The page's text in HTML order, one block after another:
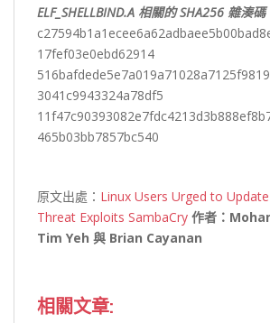
ELF_SHELLBIND.A 相關的 SHA256 雜湊碼
17fef03e0ebd62914
3041c9943324a78df5
465b03bb7857bc540
原文出處： Linux Users Urged to
Threat Exploits SambaCry 作者：
Tim Yeh 與 Brian Cayanan
相關文章: